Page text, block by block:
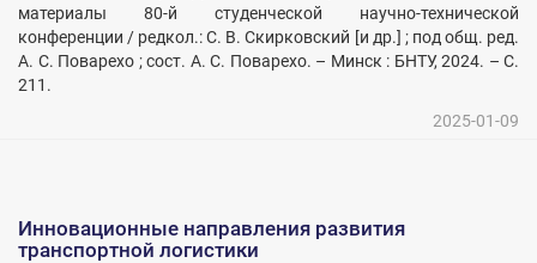
материалы 80-й студенческой научно-технической
конференции / редкол.: С. В. Скирковский [и др.] ; под общ. ред.
А. С. Поварехо ; сост. А. С. Поварехо. – Минск : БНТУ, 2024. – С.
211.
2025-01-09
Инновационные направления развития
транспортной логистики